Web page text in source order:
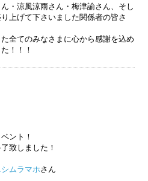
・涼風涼雨さん・梅津諭さん、そし
上げて下さいました関係者の皆さ
全てのみなさまに心から感謝を込め
！！！
ント！
致しました！
シムラマホさん